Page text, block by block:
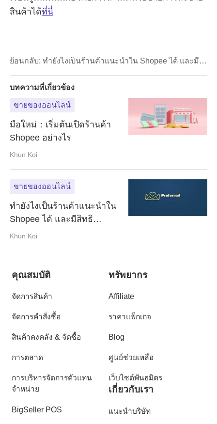
ย้อนกลับ: ทำยังไงเป็นร้านค้าแนะนำใน Shopee ได้ และมี
บทความที่เกี่ยวข้อง
ขายของออนไลน์
มือใหม่：เริ่มต้นเปิดร้านค้า
Shopee อย่างไร
Khun Koi
ขายของออนไลน์
ทำยังไงเป็นร้านค้าแนะนำใน
Shopee ได้ และมีสิทธิ
ประโยชน์อะไรบ้าง
Khun Koi
คุณสมบัติ
จัดการสินค้า
จัดการคำสั่งซื้อ
สินค้าคงคลัง & จัดซื้อ
การตลาด
การบริหารจัดการตัวแทน
จำหน่าย
BigSeller POS
ทรัพยากร
Affiliate
ราคาแพ็กเกจ
Blog
ศูนย์ช่วยเหลือ
เว็บไซต์พันธมิตร
เกี่ยวกับเรา
แนะนำบริษัท